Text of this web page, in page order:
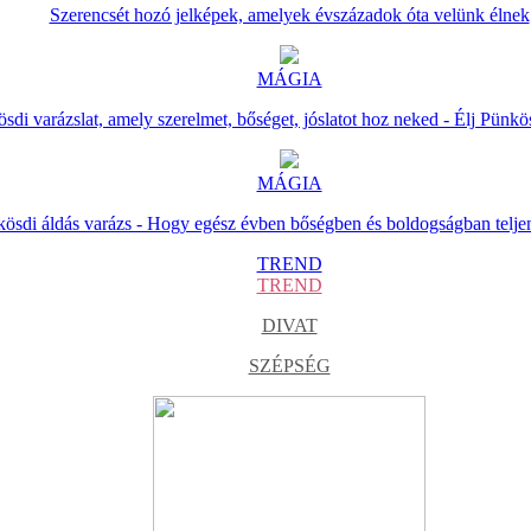
Szerencsét hozó jelképek, amelyek évszázadok óta velünk élnek
MÁGIA
varázslat, amely szerelmet, bőséget, jóslatot hoz neked - Élj
MÁGIA
áldás varázs - Hogy egész évben bőségben és boldogságban
TREND
TREND
DIVAT
SZÉPSÉG